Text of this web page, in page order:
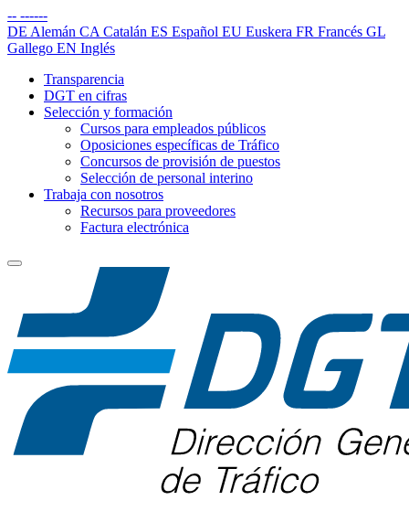
-- ------
DE Alemán CA Catalán ES Español EU Euskera FR Francés GL
Gallego EN Inglés
Transparencia
DGT en cifras
Selección y formación
Cursos para empleados públicos
Oposiciones específicas de Tráfico
Concursos de provisión de puestos
Selección de personal interino
Trabaja con nosotros
Recursos para proveedores
Factura electrónica